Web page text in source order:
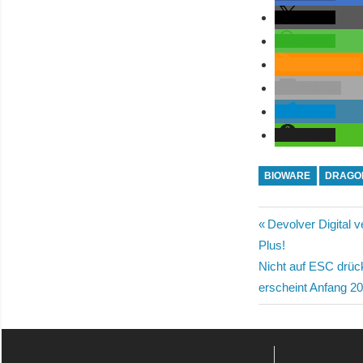
BIOWARE
Vorheriger
Beitrag:
Devolver Digital
Plus!
Nächster
Beitrag:
Nicht auf ESC
erscheint Anfang